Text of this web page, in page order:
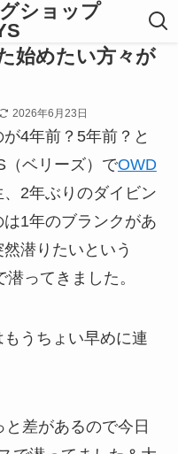
ショップ
始めたい方々が
2026年6月23日
4年前？5年前？と
（ベリーズ）でOWD
2年ぶりのダイビン
1年のブランクがあ
潜りたいという
ってきました。
うちょい早めに連
差があるので今日